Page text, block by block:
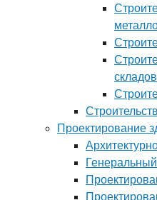
складов
Проектирование